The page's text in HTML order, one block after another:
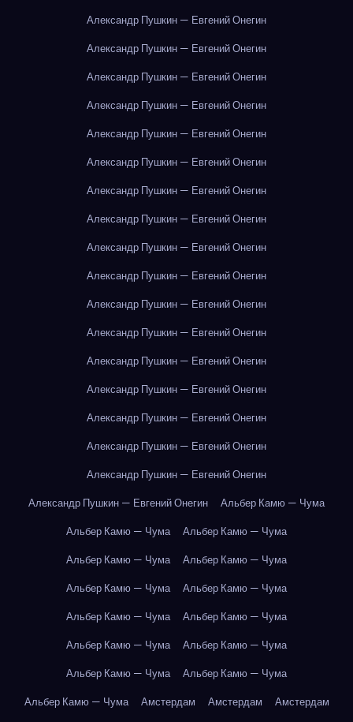
Александр Пушкин — Евгений Онегин
Александр Пушкин — Евгений Онегин
Александр Пушкин — Евгений Онегин
Александр Пушкин — Евгений Онегин
Александр Пушкин — Евгений Онегин
Александр Пушкин — Евгений Онегин
Александр Пушкин — Евгений Онегин
Александр Пушкин — Евгений Онегин
Александр Пушкин — Евгений Онегин
Александр Пушкин — Евгений Онегин
Александр Пушкин — Евгений Онегин
Александр Пушкин — Евгений Онегин
Александр Пушкин — Евгений Онегин
Александр Пушкин — Евгений Онегин
Александр Пушкин — Евгений Онегин
Александр Пушкин — Евгений Онегин
Александр Пушкин — Евгений Онегин
Александр Пушкин — Евгений Онегин
Альбер Камю — Чума
Альбер Камю — Чума
Альбер Камю — Чума
Альбер Камю — Чума
Альбер Камю — Чума
Альбер Камю — Чума
Альбер Камю — Чума
Альбер Камю — Чума
Альбер Камю — Чума
Альбер Камю — Чума
Альбер Камю — Чума
Альбер Камю — Чума
Альбер Камю — Чума
Альбер Камю — Чума
Амстердам Амстердам
Амстердам